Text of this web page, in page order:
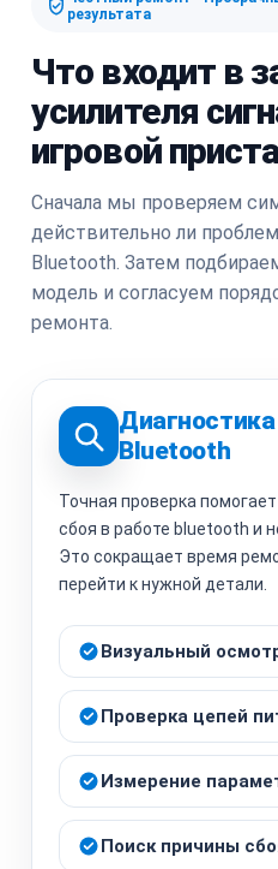
результата
Что входит в
усилителя
игровой
Сначала мы проверяем
действительно ли
Bluetooth. Затем
модель и согласуем
ремонта.
Bluetooth
Точная проверка
сбоя в работе bluetooth и
Это сокращает время
перейти к нужной детали.
Визуальный
Проверка цепей
Измерение
Поиск причины